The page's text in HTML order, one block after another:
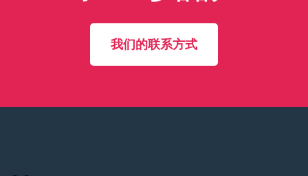
我们的联系方式